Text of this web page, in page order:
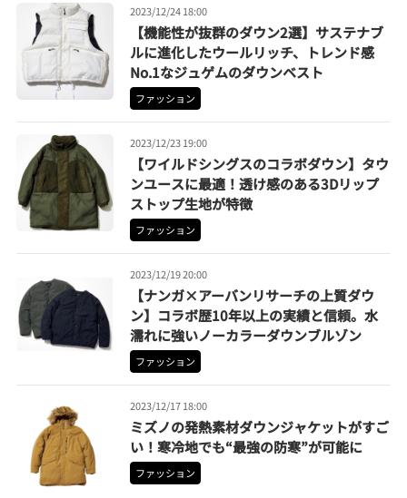
2023/12/24 18:00
【機能性が抜群のダウン2選】サステナブ
ルに進化したウールリッチ、トレンド感
No.1なジュゲムのダウンベスト
ファッション
2023/12/23 19:00
【ワイルドシングスのコラボダウン】タウ
ンユースに最適！透け感のある3Dリップ
ストップ生地が特徴
ファッション
2023/12/19 20:00
【ナンガ×アーバンリサーチの上質ダウ
ン】コラボ歴10年以上の実績と信頼。水
濡れに強いノーカラーダウンブルゾン
ファッション
2023/12/17 18:00
ミズノの発熱素材ダウンジャケットがすご
い！寒冷地でも“最強の防寒”が可能に
ファッション